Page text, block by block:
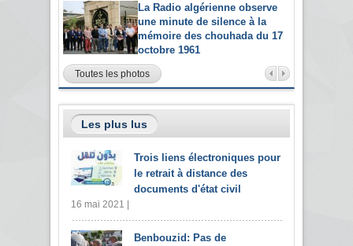
La Radio algérienne observe
une minute de silence à la
mémoire des chouhada du 17
octobre 1961
Toutes les photos
Les plus lus
Trois liens électroniques pour
le retrait à distance des
documents d'état civil
16 mai 2021 |
Benbouzid: Pas de